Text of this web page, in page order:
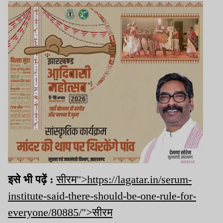
इसे भी पढ़ें :सीरम">https://lagatar.in/serum-
institute-said-there-should-be-one-rule-for-
everyone/80885/">सीरम